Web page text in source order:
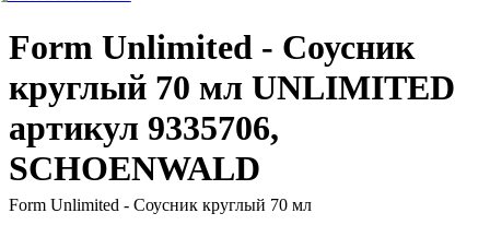
Form Unlimited - Соусник
круглый 70 мл UNLIMITED
артикул 9335706,
SCHOENWALD
Form Unlimited - Соусник круглый 70 мл